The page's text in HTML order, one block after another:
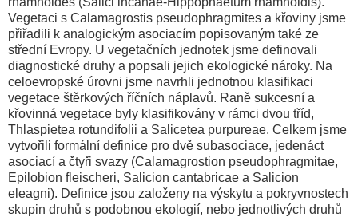
Vegetaci s Calamagrostis pseudophragmites a křoviny jsme
přiřadili k analogickým asociacím popisovaným také ze
střední Evropy. U vegetačních jednotek jsme definovali
diagnostické druhy a popsali jejich ekologické nároky. Na
celoevropské úrovni jsme navrhli jednotnou klasifikaci
vegetace štěrkových říčních náplavů. Raně sukcesní a
křovinná vegetace byly klasifikovány v rámci dvou tříd,
Thlaspietea rotundifolii a Salicetea purpureae. Celkem jsme
vytvořili formální definice pro dvě subasociace, jedenáct
asociací a čtyři svazy (Calamagrostion pseudophragmitae,
Epilobion fleischeri, Salicion cantabricae a Salicion
eleagni). Definice jsou založeny na výskytu a pokryvnostech
skupin druhů s podobnou ekologií, nebo jednotlivých druhů